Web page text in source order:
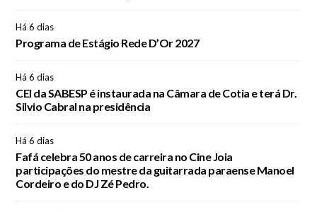
Há 6 dias
Programa de Estágio Rede D’Or 2027
Há 6 dias
CEI da SABESP é instaurada na Câmara de Cotia e terá Dr.
Silvio Cabral na presidência
Há 6 dias
Fafá celebra 50 anos de carreira no Cine Joia
participações do mestre da guitarrada paraense Manoel
Cordeiro e do DJ Zé Pedro.